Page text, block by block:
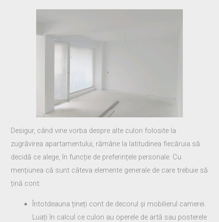
Desigur, când vine vorba despre alte culori folosite la
zugrăvirea apartamentului, rămâne la latitudinea fiecăruia să
decidă ce alege, în funcție de preferințele personale. Cu
mențiunea că sunt câteva elemente generale de care trebuie să
țină cont:
Întotdeauna țineți cont de decorul și mobilierul camerei.
Luați în calcul ce culori au operele de artă sau posterele